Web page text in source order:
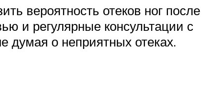
вероятность отеков ног после
и регулярные консультации с
думая о неприятных отеках.